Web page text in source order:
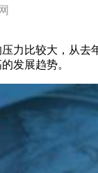
比较大，从去年
发展趋势。